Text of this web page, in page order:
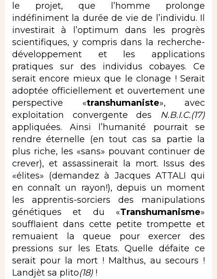
le projet, que l’homme prolonge
indéfiniment la durée de vie de l’individu. Il
investirait à l’optimum dans les progrès
scientifiques, y compris dans la recherche-
développement et les applications
pratiques sur des individus cobayes. Ce
serait encore mieux que le clonage ! Serait
adoptée officiellement et ouvertement une
perspective «transhumaniste», avec
exploitation convergente des N.B.I.C.(17)
appliquées. Ainsi l’humanité pourrait se
rendre éternelle (en tout cas sa partie la
plus riche, les «sans» pouvant continuer de
crever), et assassinerait la mort. Issus des
«élites» (demandez à Jacques ATTALI qui
en connaît un rayon!), depuis un moment
les apprentis-sorciers des manipulations
génétiques et du «Transhumanisme»
soufflaient dans cette petite trompette et
remuaient la queue pour exercer des
pressions sur les Etats. Quelle défaite ce
serait pour la mort ! Malthus, au secours !
Landjèt sa plito(18) !